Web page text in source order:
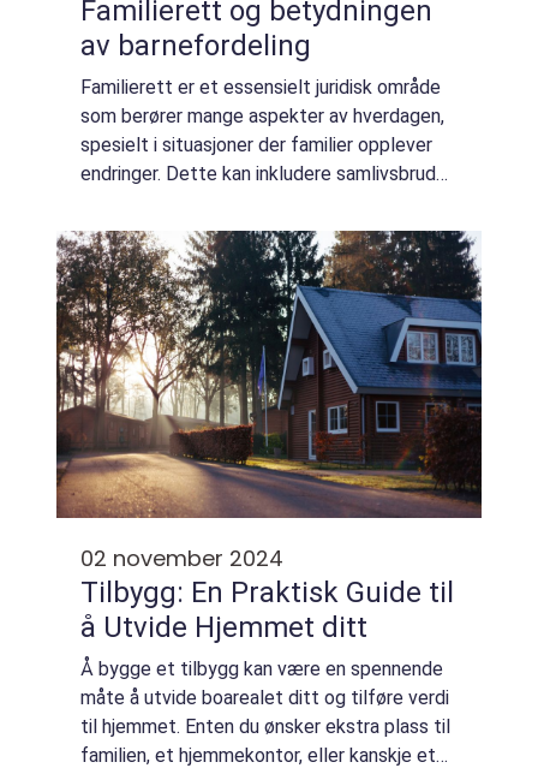
Familierett og betydningen
av barnefordeling
Familierett er et essensielt juridisk område
som berører mange aspekter av hverdagen,
spesielt i situasjoner der familier opplever
endringer. Dette kan inkludere samlivsbrudd,
fors...
02 november 2024
Tilbygg: En Praktisk Guide til
å Utvide Hjemmet ditt
Å bygge et tilbygg kan være en spennende
måte å utvide boarealet ditt og tilføre verdi
til hjemmet. Enten du ønsker ekstra plass til
familien, et hjemmekontor, eller kanskje et